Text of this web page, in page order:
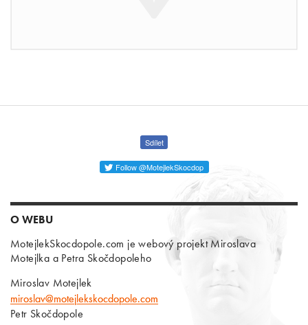
Sdílet
Follow @MotejlekSkocdop
O WEBU
MotejlekSkocdopole.com je webový projekt Miroslava
Motejlka a Petra Skočdopoleho
Miroslav Motejlek
miroslav@motejlekskocdopole.com
Petr Skočdopole